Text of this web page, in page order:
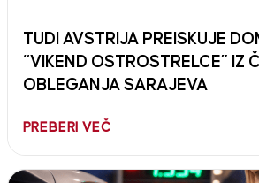
TUDI AVSTRIJA PREISKUJE
“VIKEND OSTROSTRELCE” IZ
OBLEGANJA SARAJEVA
PREBERI VEČ